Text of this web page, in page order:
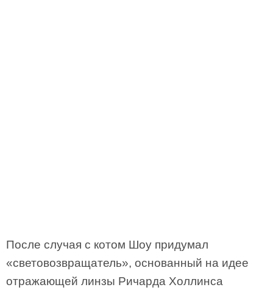
После случая с котом Шоу придумал
«световозвращатель», основанный на идее
отражающей линзы Ричарда Холлинса